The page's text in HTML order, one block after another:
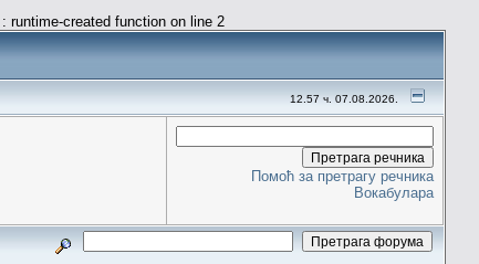
runtime-created function on line 2
12.57 ч. 07.08.2026.
Помоћ за претрагу речника
Вокабулара